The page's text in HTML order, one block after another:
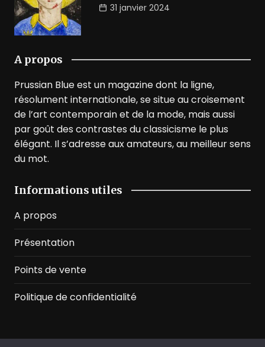
31 janvier 2024
A propos
Prussian Blue est un magazine dont la ligne,
résolument internationale, se situe au croisement
de l’art contemporain et de la mode, mais aussi
par goût des contrastes du classicisme le plus
élégant. Il s’adresse aux amateurs, au meilleur sens
du mot.
Informations utiles
A propos
Présentation
Points de vente
Politique de confidentialité